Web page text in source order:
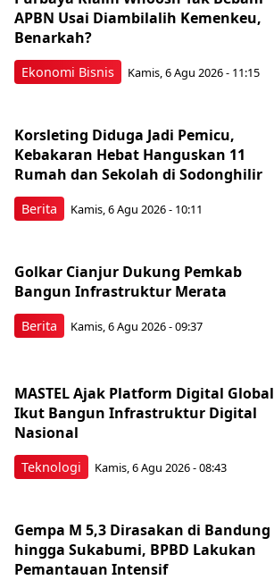
Ekonomi Bisnis
APBN Usai Diambilalih Kemenkeu,
Benarkah?
Kamis, 6 Agu 2026 - 11:15
Berita
Korsleting Diduga Jadi Pemicu,
Kebakaran Hebat Hanguskan 11
Rumah dan Sekolah di Sodonghilir
Kamis, 6 Agu 2026 - 10:11
Berita
Golkar Cianjur Dukung Pemkab
Bangun Infrastruktur Merata
Kamis, 6 Agu 2026 - 09:37
Teknologi
MASTEL Ajak Platform Digital Global
Ikut Bangun Infrastruktur Digital
Nasional
Kamis, 6 Agu 2026 - 08:43
Gempa M 5,3 Dirasakan di Bandung
hingga Sukabumi, BPBD Lakukan
Pemantauan Intensif